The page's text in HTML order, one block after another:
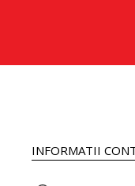
INFORMATII